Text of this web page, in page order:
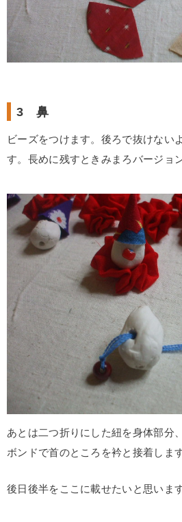
3 鼻
ビーズをつけます。後ろで抜けない
す。長めに残すときみまろバージョ
あとは二つ折りにした紐を身体部分
ボンドで首のところを衿と接着します
後日後半をここに載せたいと思います